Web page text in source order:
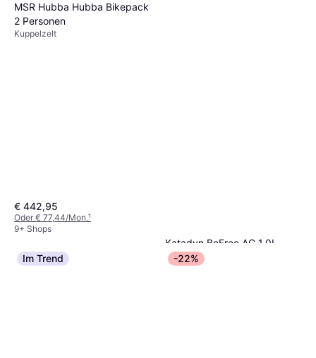
MSR Hubba Hubba Bikepack
2 Personen
Kuppelzelt
€ 442,95
Oder € 77,44/Mon.¹
9+ Shops
Katadyn BeFree AC 1.0L
Schieferblau
Im Trend -22%